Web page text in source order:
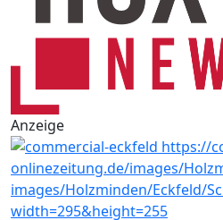
Anzeige